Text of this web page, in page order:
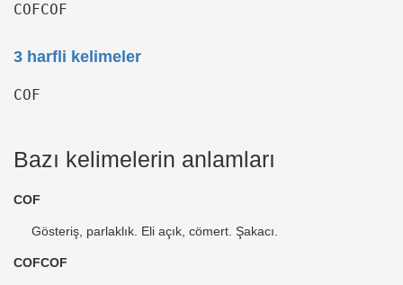
COFCOF
3 harfli kelimeler
COF
Bazı kelimelerin anlamları
COF
Gösteriş, parlaklık. Eli açık, cömert. Şakacı.
COFCOF